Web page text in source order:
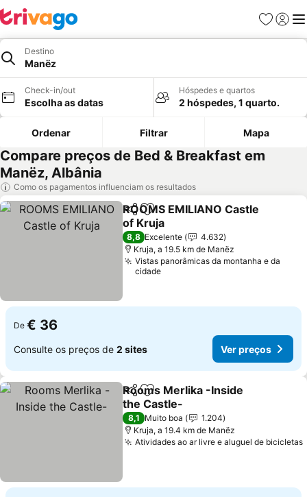
Favoritos
Iniciar
Destino
Manëz
Check-in/out
Escolha as datas
Hóspedes e quartos
2 hóspedes, 1 quarto.
Ordenar Filtrar Mapa
Compare preços de Bed & Breakfast em
Manëz, Albânia
Como os pagamentos influenciam os resultados
PartilharAdicionar aos favoritos
ROOMS EMILIANO Castle
of Kruja
8,8 Excelente
4.632
Kruja, a 19.5 km de Manëz
Vistas panorâmicas da montanha e da
cidade
De € 36
Consulte os preços de 2 sites Ver preços
PartilharAdicionar aos favoritos
Rooms Merlika -Inside
the Castle-
8,1 Muito boa
1.204
Kruja, a 19.4 km de Manëz
Atividades ao ar livre e aluguel de bicicletas